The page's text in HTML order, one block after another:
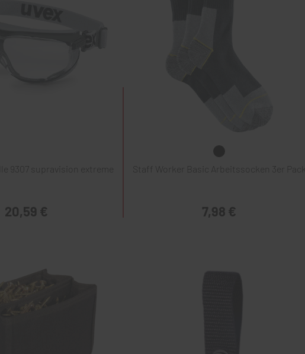
9307 supravision extreme
20,59 €
Staff Worker Basic Arbeitssocken 3er Pack
7,98 €